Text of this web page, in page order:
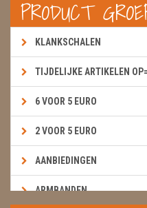
PRODUCT
KLANKSCHALEN
TIJDELIJKE ARTIKELEN
6 VOOR 5 EURO
2 VOOR 5 EURO
AANBIEDINGEN
ARMBANDEN